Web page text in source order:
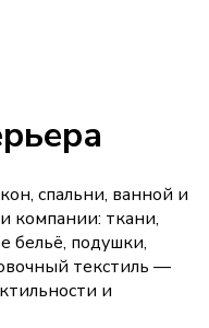
спальни, ванной и
компании: ткани,
бельё, подушки,
текстиль —
и